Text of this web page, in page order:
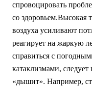
спровоцировать
со здоровьем.Высокая
воздуха усиливают
реагирует на жаркую
справиться с
катаклизмами,
«дышит». Например,